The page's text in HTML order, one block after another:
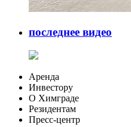
последнее видео
Аренда
Инвестору
О Химграде
Резидентам
Пресс-центр